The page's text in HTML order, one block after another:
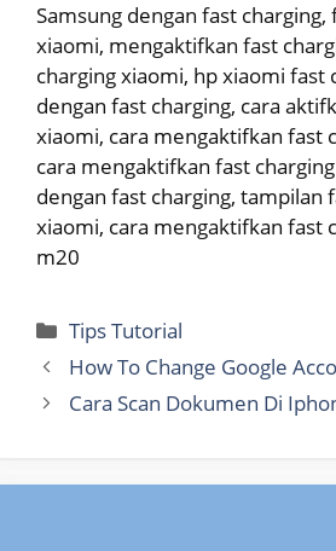
Samsung dengan fast charging,
xiaomi, mengaktifkan fast
charging xiaomi, hp xiaomi fast
dengan fast charging, cara
xiaomi, cara mengaktifkan fast
cara mengaktifkan fast
dengan fast charging, tampilan
xiaomi, cara mengaktifkan fast
m20
Categories
Tips Tutorial
How To Change Google
Cara Scan Dokumen Di